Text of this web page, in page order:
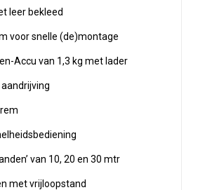
leer bekleed
voor snelle (de)montage
Accu van 1,3 kg met lader
van 10, 20 en 30 mtr
met vrijloopstand